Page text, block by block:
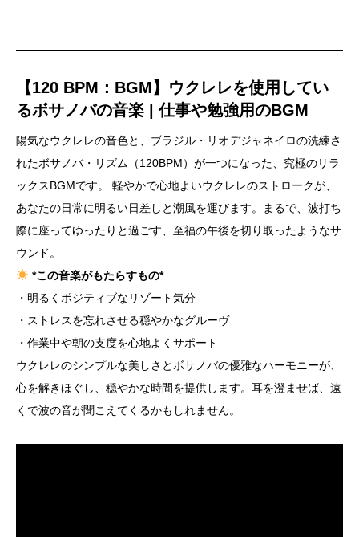
【120 BPM：BGM】ウクレレを使用してい
るボサノバの音楽 | 仕事や勉強用のBGM
陽気なウクレレの音色と、ブラジル・リオデジャネイロの洗練さ
れたボサノバ・リズム（120BPM）が一つになった、究極のリラ
ックスBGMです。 軽やかで心地よいウクレレのストロークが、
あなたの日常に明るい日差しと潮風を運びます。まるで、波打ち
際に座ってゆったりと過ごす、至福の午後を切り取ったようなサ
ウンド。
*この音楽がもたらすもの*
・明るくポジティブなリゾート気分
・ストレスを忘れさせる穏やかなグルーヴ
・作業中や朝の支度を心地よくサポート
ウクレレのシンプルな美しさとボサノバの優雅なハーモニーが、
心を解きほぐし、穏やかな時間を提供します。耳を澄ませば、遠
くで波の音が聞こえてくるかもしれません。